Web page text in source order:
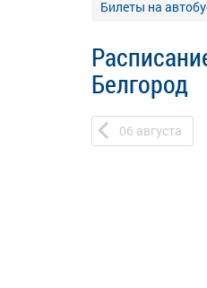
Билеты на
Белгород
06 августа